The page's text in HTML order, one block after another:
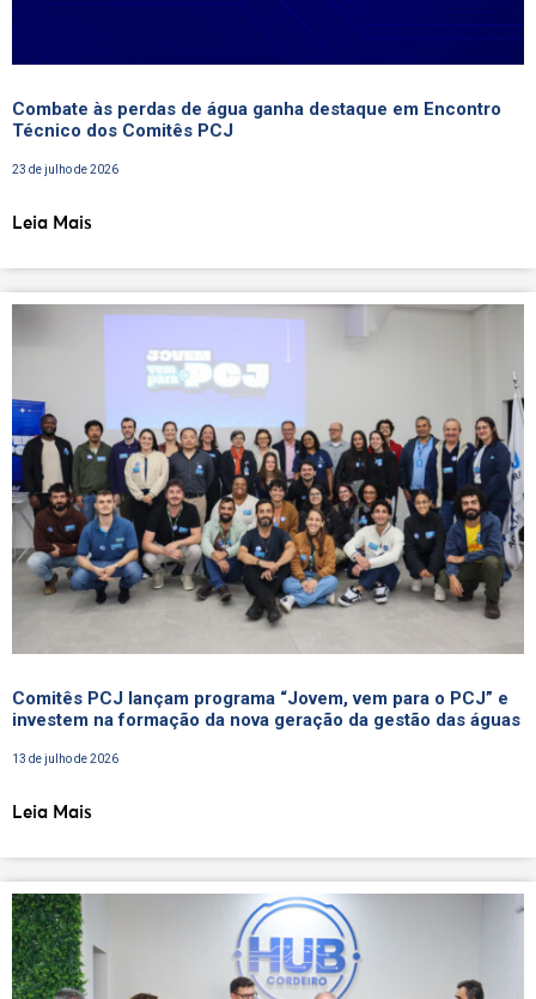
Combate às perdas de água ganha destaque em Encontro
Técnico dos Comitês PCJ
23 de julho de 2026
Leia Mais
Comitês PCJ lançam programa “Jovem, vem para o PCJ” e
investem na formação da nova geração da gestão das águas
13 de julho de 2026
Leia Mais